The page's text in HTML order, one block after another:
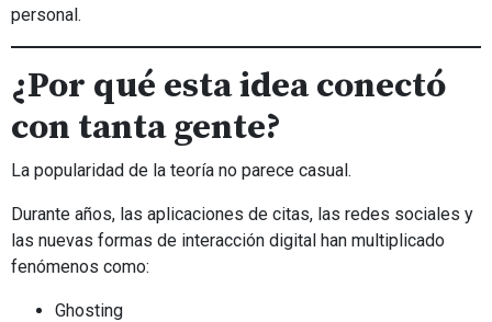
personal.
¿Por qué esta idea conectó
con tanta gente?
La popularidad de la teoría no parece casual.
Durante años, las aplicaciones de citas, las redes sociales y
las nuevas formas de interacción digital han multiplicado
fenómenos como:
Ghosting